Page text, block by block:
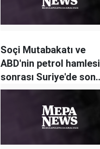
Soçi Mutabakatı ve
ABD'nin petrol hamlesi
sonrası Suriye'de son
durum haritası